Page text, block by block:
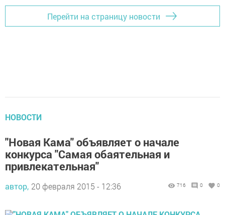
Перейти на страницу новости
НОВОСТИ
"Новая Кама" объявляет о начале
конкурса "Самая обаятельная и
привлекательная"
автор, 20 февраля 2015 - 12:36 716 0 0